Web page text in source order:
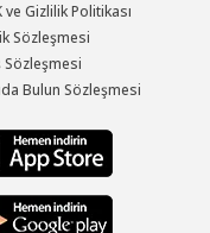
ve Gizlilik Politikası
Sözleşmesi
Sözleşmesi
Bulun Sözleşmesi